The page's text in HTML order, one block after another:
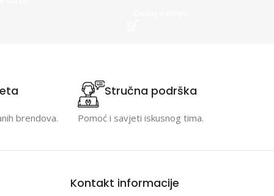
brendova.
Stručna podrška
Pomoć i savjeti iskusnog tima.
Kontakt informacije